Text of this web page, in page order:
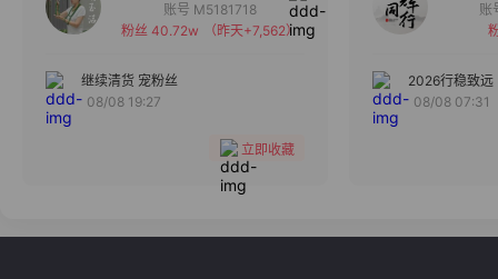
备注
账号 M5181718
粉丝 40.72w
（昨天+7,562）
继续清货 宠粉丝
08/08 19:27
立即收藏
2026行稳致远
08/08 07:31